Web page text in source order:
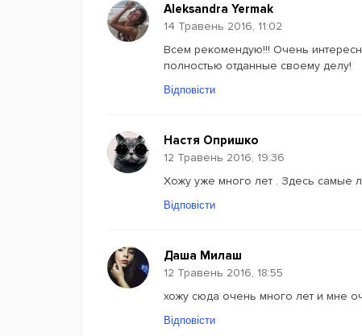
Aleksandra Yermak
14 Травень 2016, 11:02
Всем рекомендую!!! Очень
полностью отданные своему делу!
Відповісти
Настя Опришко
12 Травень 2016, 19:36
Хожу уже много лет . Здесь самые
Відповісти
Даша Милаш
12 Травень 2016, 18:55
хожу сюда очень много лет и мне
Відповісти